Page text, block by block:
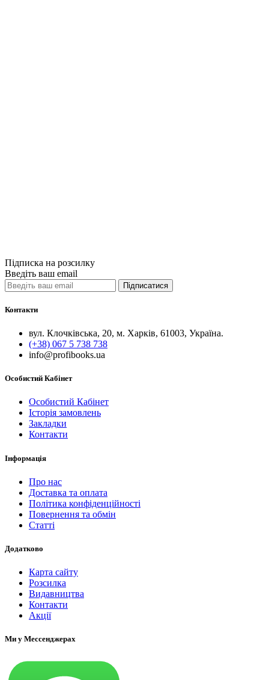
Підписка на розсилку
Введіть ваш email
Підписатися
Контакти
вул. Клочківська, 20, м. Харків, 61003, Україна.
(+38) 067 5 738 738
info@profibooks.ua
Особистий Кабінет
Особистий Кабінет
Історія замовлень
Закладки
Контакти
Інформація
Про нас
Доставка та оплата
Політика конфіденційності
Повернення та обмін
Статті
Додатково
Карта сайту
Розсилка
Видавництва
Контакти
Акції
Ми у Мессенджерах